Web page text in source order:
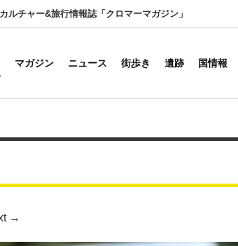
チャー&旅行情報誌「クロマーマガジン」
マガジン ニュース 街歩き 遺跡 国情報
→